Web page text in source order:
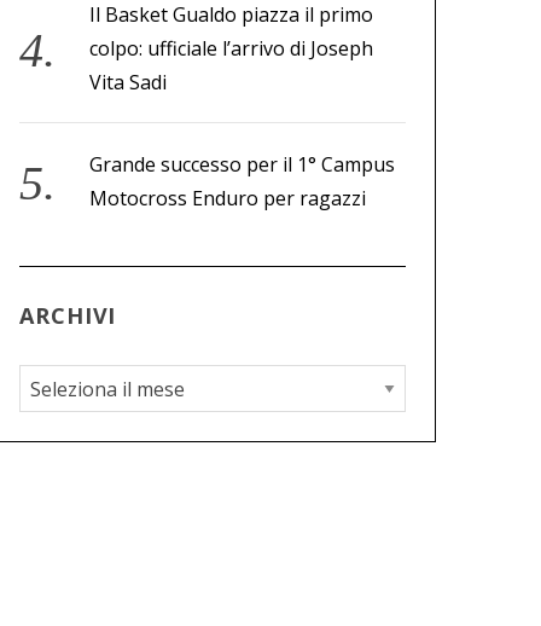
Il Basket Gualdo piazza il primo
colpo: ufficiale l’arrivo di Joseph
Vita Sadi
Grande successo per il 1° Campus
Motocross Enduro per ragazzi
ARCHIVI
A
r
c